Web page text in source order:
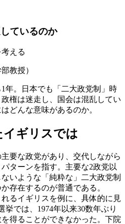
ているのか
える
教授）
年。日本でも「二大政党制」時
権は迷走し、国会は混乱してい
どんな意味があるのか。
イギリスでは
要な政党があり、交代しながら
ターンを指す。主要な2政党以
いような「純粋な」二大政党制
存在するのが普通である。
るイギリスを例に、具体的に見
挙では、1974年以来30数年ぶり
得ることができなかった。下院